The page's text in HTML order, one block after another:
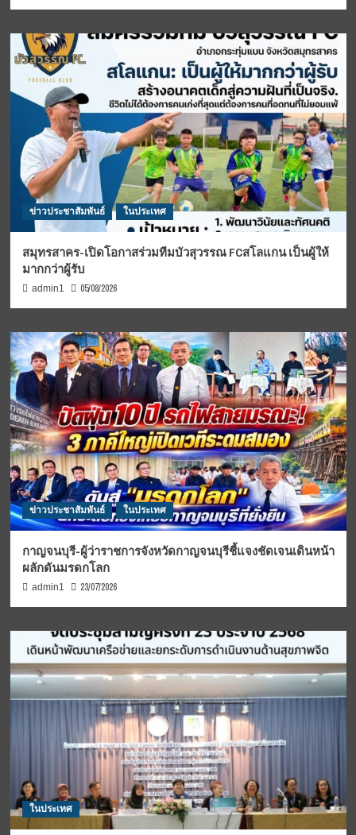
ข่าวประชาสัมพันธ์ ในประเทศ
สมุทรสาคร-เปิดโอกาสร่วมทีมบัวสุวรรณ FCสโลแกน เป็นผู้ให้
มากกว่าผู้รับ
admin1 05/08/2026
ข่าวประชาสัมพันธ์ ในประเทศ
กาญจนบุรี-ผู้ว่าราชการจังหวัดกาญจนบุรีชี้แจงชัดเจนเดินหน้า
ผลักดันมรดกโลก
admin1 23/07/2026
ในประเทศ